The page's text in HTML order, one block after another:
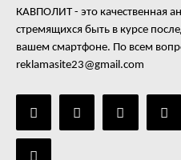
КАВПОЛИТ - это качественная
стремящихся быть в курсе
вашем смартфоне. По всем
reklamasite23@gmail.com